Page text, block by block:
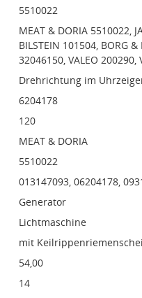
5510022
MEAT & DORIA 5510022,
BILSTEIN 101504, BORG &
32046150, VALEO 200290,
Drehrichtung im
6204178
120
MEAT & DORIA
5510022
013147093, 06204178,
Generator
Lichtmaschine
mit
54,00
14